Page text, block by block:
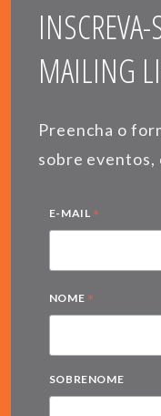
MAILING
Preencha o
sobre eventos,
E-MAIL *
NOME *
SOBRENOME